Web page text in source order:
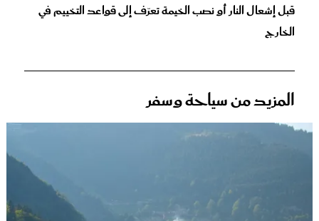
قبل إشعال النار أو نصب الخيمة تعرّف إلى قواعد التخييم في
الخارج
المزيد من سياحة وسفر